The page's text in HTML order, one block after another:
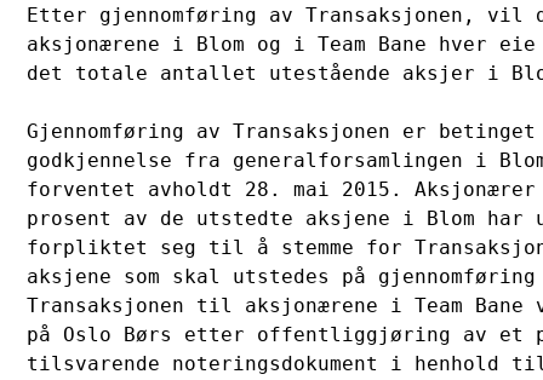
Etter gjennomføring av Transaksjonen, vil
aksjonærene i Blom og i Team Bane hver
det totale antallet utestående aksjer i
Gjennomføring av Transaksjonen er
godkjennelse fra generalforsamlingen i
forventet avholdt 28. mai 2015.
prosent av de utstedte aksjene i Blom
forpliktet seg til å stemme for
aksjene som skal utstedes på
Transaksjonen til aksjonærene i Team
på Oslo Børs etter offentliggjøring av et
tilsvarende noteringsdokument i henhold